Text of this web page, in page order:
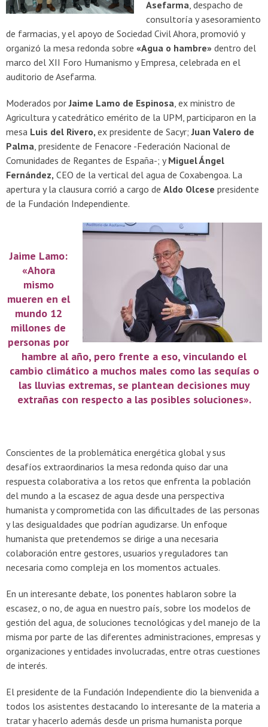
Asefarma , despacho de
consultoría y asesoramiento
de farmacias, y el apoyo de Sociedad Civil Ahora, promovió y
organizó la mesa redonda sobre «Agua o hambre» dentro del
marco del XII Foro Humanismo y Empresa, celebrada en el
auditorio de Asefarma.
Moderados porJaime Lamo de Espinosa , ex ministro de
Agricultura y catedrático emérito de la UPM, participaron en la
mesa Luis del Rivero, ex presidente de Sacyr;Juan Valero de
Palma , presidente de Fenacore -Federación Nacional de
Comunidades de Regantes de España-; yMiguel Ángel
Fernández, CEO de la vertical del agua de Coxabengoa. La
apertura y la clausura corrió a cargo de Aldo Olcese presidente
de la Fundación Independiente.
Jaime Lamo:
«Ahora
mismo
mueren en el
mundo 12
millones de
personas por
hambre al año, pero frente a eso, vinculando el
cambio climático a muchos males como las sequías o
las lluvias extremas, se plantean decisiones muy
extrañas con respecto a las posibles soluciones».
Conscientes de la problemática energética global y sus
desafíos extraordinarios la mesa redonda quiso dar una
respuesta colaborativa a los retos que enfrenta la población
del mundo a la escasez de agua desde una perspectiva
humanista y comprometida con las dificultades de las personas
y las desigualdades que podrían agudizarse. Un enfoque
humanista que pretendemos se dirige a una necesaria
colaboración entre gestores, usuarios y reguladores tan
necesaria como compleja en los momentos actuales.
En un interesante debate, los ponentes hablaron sobre la
escasez, o no, de agua en nuestro país, sobre los modelos de
gestión del agua, de soluciones tecnológicas y del manejo de la
misma por parte de las diferentes administraciones, empresas y
organizaciones y entidades involucradas, entre otras cuestiones
de interés.
El presidente de la Fundación Independiente dio la bienvenida a
todos los asistentes destacando lo interesante de la materia a
tratar y hacerlo además desde un prisma humanista porque